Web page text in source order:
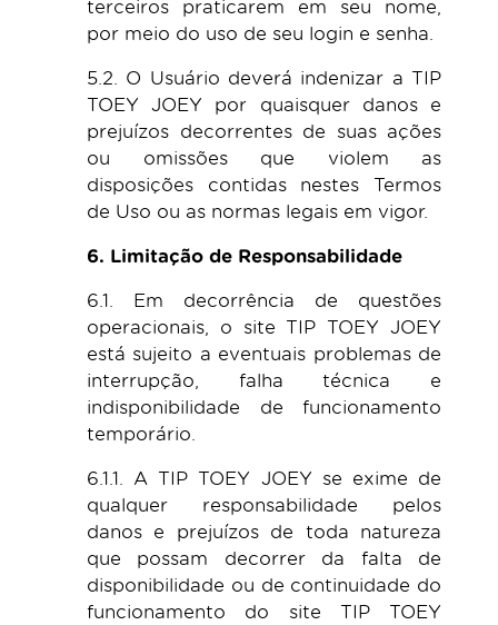
terceiros praticarem em seu nome,
por meio do uso de seu login e senha.
5.2. O Usuário deverá indenizar a TIP
TOEY JOEY por quaisquer danos e
prejuízos decorrentes de suas ações
ou omissões que violem as
disposições contidas nestes Termos
de Uso ou as normas legais em vigor.
6. Limitação de Responsabilidade
6.1. Em decorrência de questões
operacionais, o site TIP TOEY JOEY
está sujeito a eventuais problemas de
interrupção, falha técnica e
indisponibilidade de funcionamento
temporário.
6.1.1. A TIP TOEY JOEY se exime de
qualquer responsabilidade pelos
danos e prejuízos de toda natureza
que possam decorrer da falta de
disponibilidade ou de continuidade do
funcionamento do site TIP TOEY